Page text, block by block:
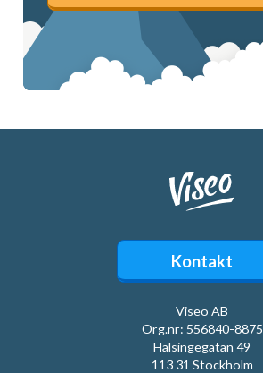
Kontakt
Viseo AB
Org.nr: 556840-8875
Hälsingegatan 49
113 31 Stockholm